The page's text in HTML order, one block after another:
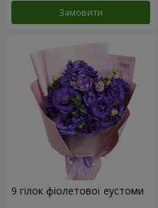
Замовити
9 гілок фіолетової еустоми